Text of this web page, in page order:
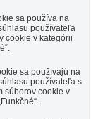
sa používa na
používateľa
cookie v kategórii
sa používajú na
používateľa s
súborov cookie v